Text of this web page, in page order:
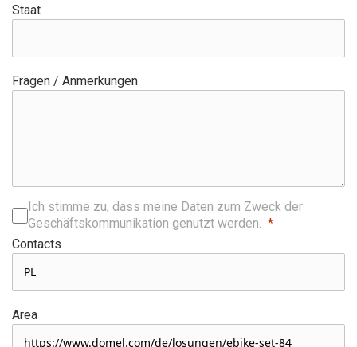
Staat
Fragen / Anmerkungen
Ich stimme zu, dass meine Daten zum Zweck der
Geschäftskommunikation genutzt werden.
Contacts
Area